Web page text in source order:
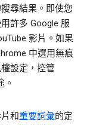
尋結果。即使您
許多 Google 服
影片。如果
中選用無痕
設定，控管
。
和重要詞彙的定